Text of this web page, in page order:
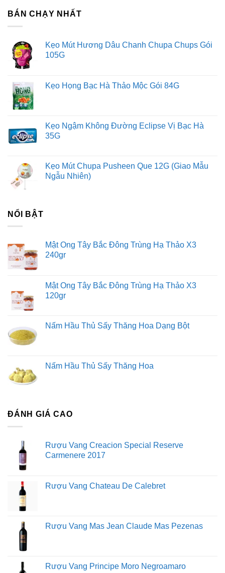
BÁN CHẠY NHẤT
Kẹo Mút Hương Dâu Chanh Chupa Chups Gói
105G
Kẹo Họng Bạc Hà Thảo Mộc Gói 84G
Kẹo Ngậm Không Đường Eclipse Vị Bạc Hà
35G
Kẹo Mút Chupa Pusheen Que 12G (Giao Mẫu
Ngẫu Nhiên)
NỔI BẬT
Mật Ong Tây Bắc Đông Trùng Hạ Thảo X3
240gr
Mật Ong Tây Bắc Đông Trùng Hạ Thảo X3
120gr
Nấm Hầu Thủ Sấy Thăng Hoa Dạng Bột
Nấm Hầu Thủ Sấy Thăng Hoa
ĐÁNH GIÁ CAO
Rượu Vang Creacion Special Reserve
Carmenere 2017
Rượu Vang Chateau De Calebret
Rượu Vang Mas Jean Claude Mas Pezenas
Rượu Vang Principe Moro Negroamaro